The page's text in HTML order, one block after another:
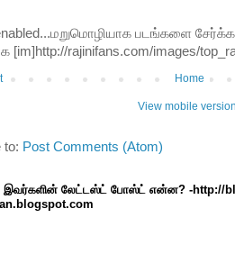
படங்களை சேர்க்க
[im]http://rajinifans.com/images/
Home
View mobile
to: Post Comments (Atom)
இவர்களின் லேட்டஸ்ட் போஸ்ட் என்ன? -http://